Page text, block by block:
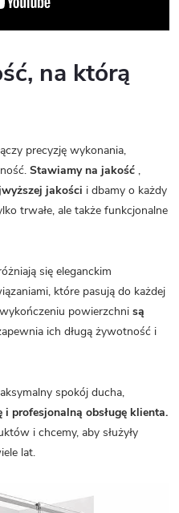
na którą
precyzję wykonania,
Stawiamy na jakość ,
jakości i dbamy o każdy
trwałe, ale także funkcjonalne
się eleganckim
które pasują do każdej
powierzchni są
ich długą żywotność i
spokój ducha,
i profesjonalną obsługę klienta.
i chcemy, aby służyły
lat.